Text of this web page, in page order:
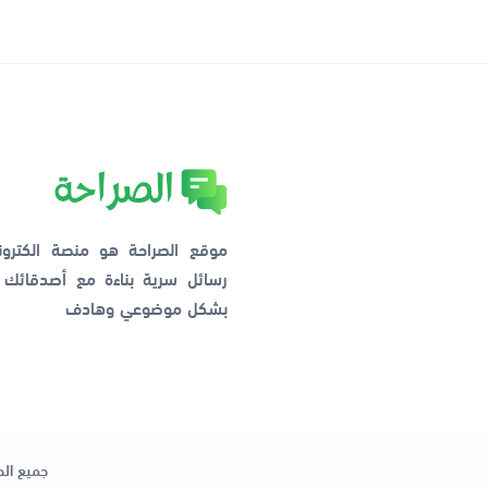
موقع الصراحة هو منصة
رسائل سرية بناءة مع
بشكل موضوعي وهادف
جميع